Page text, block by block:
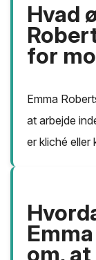
Hvad
for
Emma
at arbejde
er kliché eller
om,